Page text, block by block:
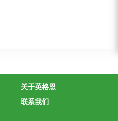
关于英格恩
联系我们